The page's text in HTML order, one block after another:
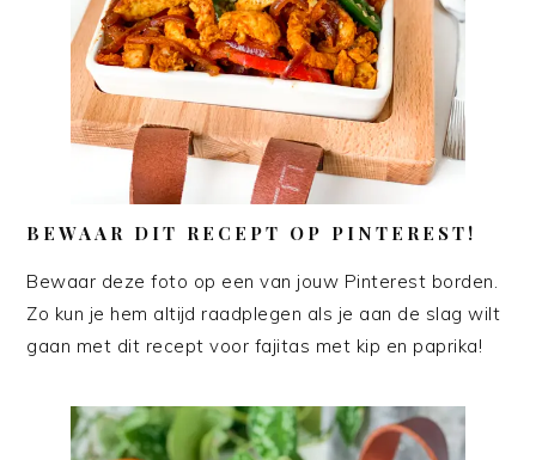
BEWAAR DIT RECEPT OP PINTEREST!
Bewaar deze foto op een van jouw Pinterest borden.
Zo kun je hem altijd raadplegen als je aan de slag wilt
gaan met dit recept voor fajitas met kip en paprika!